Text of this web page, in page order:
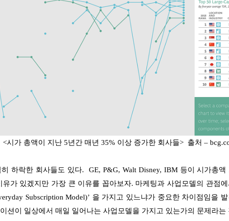
<시가 총액이 지난 5년간 매년 35% 이상 증가한 회사들> 출처 –
하락한 회사들도 있다. GE, P&G, Walt Disney, IBM 등이 시가총액
유가 있겠지만 가장 큰 이유를 꼽아보자. 마케팅과 사업모델의 관점
Subscription Model)’ 을 가지고 있느냐가 중요한 차이점임을
션이 일상에서 매일 일어나는 사업모델을 가지고 있는가의 문제라는